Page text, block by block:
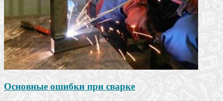
Основные ошибки при сварке